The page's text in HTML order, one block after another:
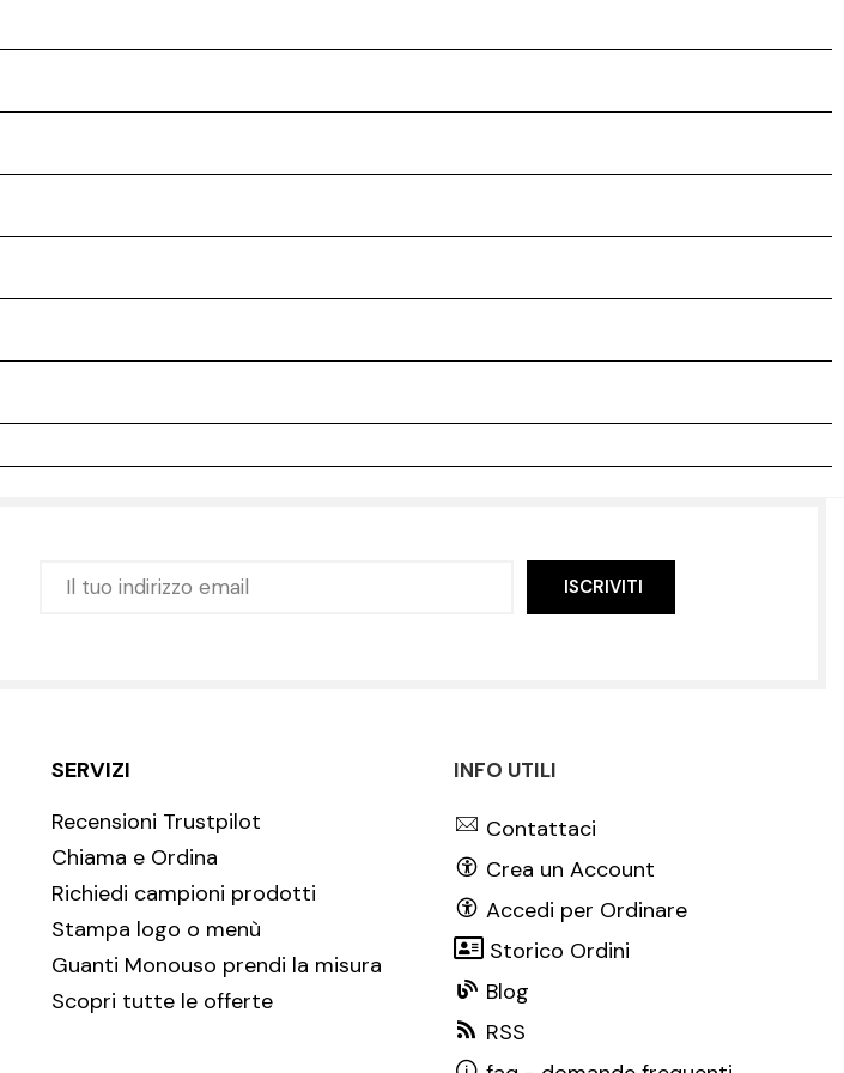
ISCRIVITI
SERVIZI
Recensioni Trustpilot
Chiama e Ordina
Richiedi campioni prodotti
Stampa logo o menù
Guanti Monouso prendi la misura
Scopri tutte le offerte
INFO UTILI
Contattaci
Crea un Account
Accedi per Ordinare
Storico Ordini
Blog
RSS